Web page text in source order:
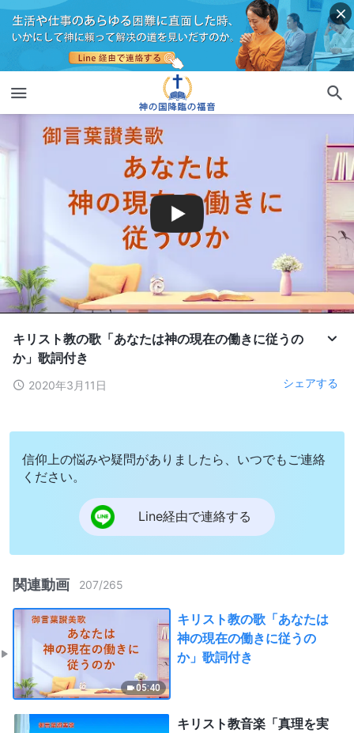
キリスト教の歌「あなたは神の現在の働きに従うの
か」歌詞付き
2020年3月11日 シェアする
信仰上の悩みや疑問がありましたら、いつでもご連絡
ください。
Line経由で連絡する
関連動画 207/265
05:40
キリスト教の歌「あなたは
神の現在の働きに従うの
か」歌詞付き
キリスト教音楽「真理を実